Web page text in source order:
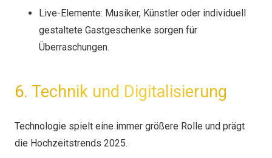
Live-Elemente: Musiker, Künstler oder individuell
gestaltete Gastgeschenke sorgen für
Überraschungen.
6. Technik und Digitalisierung
Technologie spielt eine immer größere Rolle und prägt
die Hochzeitstrends 2025.